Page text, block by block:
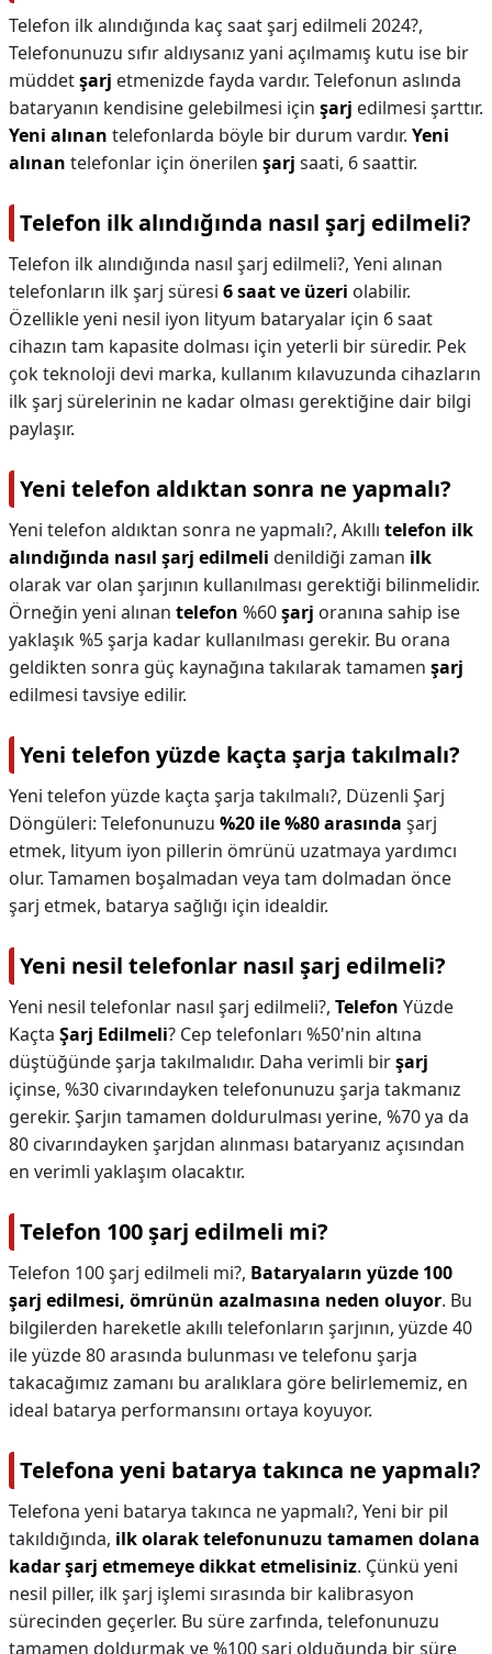
Telefon ilk alındığında kaç saat şarj edilmeli 2024?,
Telefonunuzu sıfır aldıysanız yani açılmamış kutu ise bir
müddetşarj etmenizde fayda vardır. Telefonun aslında
bataryanın kendisine gelebilmesi için şarj edilmesi şarttır.
Yeni alınan telefonlarda böyle bir durum vardır. Yeni
alınan telefonlar için önerilen şarj saati, 6 saattir.
Telefon ilk alındığında nasıl şarj edilmeli?
Telefon ilk alındığında nasıl şarj edilmeli?, Yeni alınan
telefonların ilk şarj süresi 6 saat ve üzeri olabilir.
Özellikle yeni nesil iyon lityum bataryalar için 6 saat
cihazın tam kapasite dolması için yeterli bir süredir. Pek
çok teknoloji devi marka, kullanım kılavuzunda cihazların
ilk şarj sürelerinin ne kadar olması gerektiğine dair bilgi
paylaşır.
Yeni telefon aldıktan sonra ne yapmalı?
Yeni telefon aldıktan sonra ne yapmalı?, Akıllı telefon ilk
alındığında nasıl şarj edilmeli denildiği zaman ilk
olarak var olan şarjının kullanılması gerektiği bilinmelidir.
Örneğin yeni alınan telefon %60şarj oranına sahip ise
yaklaşık %5 şarja kadar kullanılması gerekir. Bu orana
geldikten sonra güç kaynağına takılarak tamamen şarj
edilmesi tavsiye edilir.
Yeni telefon yüzde kaçta şarja takılmalı?
Yeni telefon yüzde kaçta şarja takılmalı?, Düzenli Şarj
Döngüleri: Telefonunuzu %20 ile %80 arasında şarj
etmek, lityum iyon pillerin ömrünü uzatmaya yardımcı
olur. Tamamen boşalmadan veya tam dolmadan önce
şarj etmek, batarya sağlığı için idealdir.
Yeni nesil telefonlar nasıl şarj edilmeli?
Yeni nesil telefonlar nasıl şarj edilmeli?, Telefon Yüzde
Kaçta Şarj Edilmeli? Cep telefonları %50'nin altına
düştüğünde şarja takılmalıdır. Daha verimli birşarj
içinse, %30 civarındayken telefonunuzu şarja takmanız
gerekir. Şarjın tamamen doldurulması yerine, %70 ya da
80 civarındayken şarjdan alınması bataryanız açısından
en verimli yaklaşım olacaktır.
Telefon 100 şarj edilmeli mi?
Telefon 100 şarj edilmeli mi?, Bataryaların yüzde 100
şarj edilmesi, ömrünün azalmasına neden oluyor. Bu
bilgilerden hareketle akıllı telefonların şarjının, yüzde 40
ile yüzde 80 arasında bulunması ve telefonu şarja
takacağımız zamanı bu aralıklara göre belirlememiz, en
ideal batarya performansını ortaya koyuyor.
Telefona yeni batarya takınca ne yapmalı?
Telefona yeni batarya takınca ne yapmalı?, Yeni bir pil
takıldığında, ilk olarak telefonunuzu tamamen dolana
kadar şarj etmemeye dikkat etmelisiniz. Çünkü yeni
nesil piller, ilk şarj işlemi sırasında bir kalibrasyon
sürecinden geçerler. Bu süre zarfında, telefonunuzu
tamamen doldurmak ve %100 şarj olduğunda bir süre